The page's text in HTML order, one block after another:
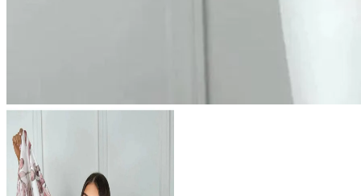
646 ₽
В розницу